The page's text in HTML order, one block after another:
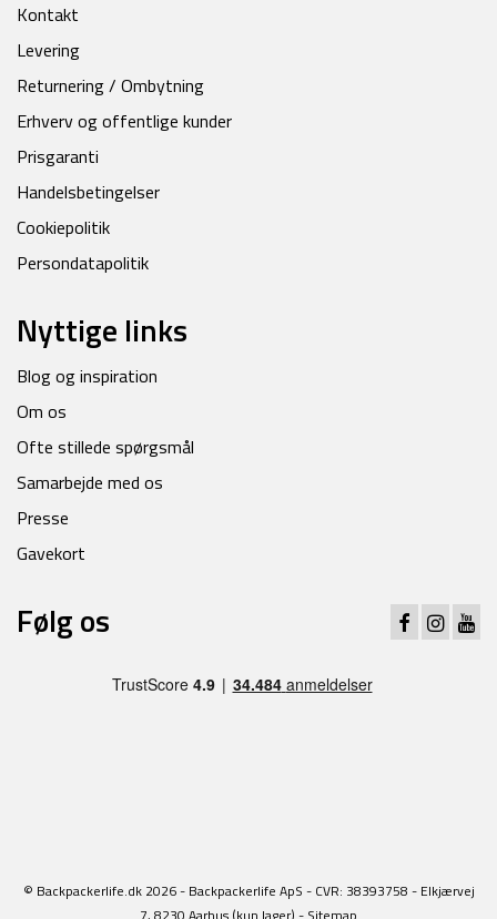
Kontakt
Levering
Returnering / Ombytning
Erhverv og offentlige kunder
Prisgaranti
Handelsbetingelser
Cookiepolitik
Persondatapolitik
Nyttige links
Blog og inspiration
Om os
Ofte stillede spørgsmål
Samarbejde med os
Presse
Gavekort
Følg os
© Backpackerlife.dk 2026 - Backpackerlife ApS - CVR: 38393758 - Elkjærvej